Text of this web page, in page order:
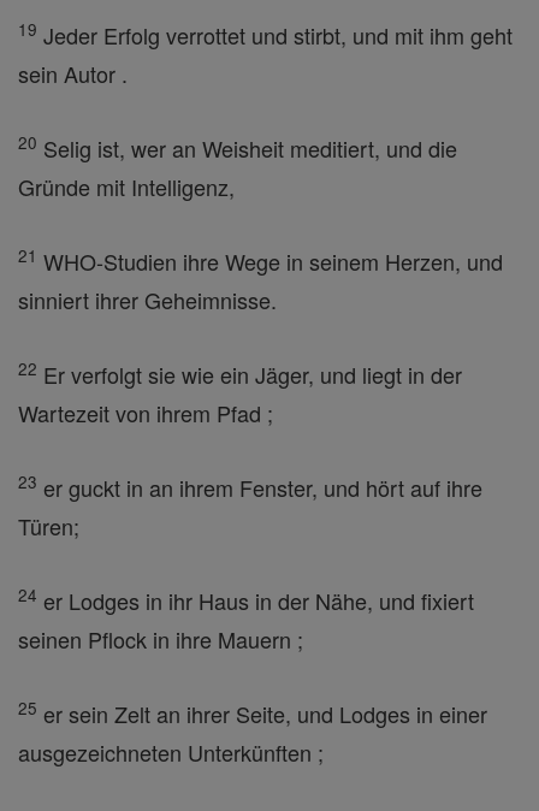
19 Jeder Erfolg verrottet und stirbt, und mit ihm geht
sein Autor .
20 Selig ist, wer an Weisheit meditiert, und die
Gründe mit Intelligenz,
21 WHO-Studien ihre Wege in seinem Herzen, und
sinniert ihrer Geheimnisse.
22 Er verfolgt sie wie ein Jäger, und liegt in der
Wartezeit von ihrem Pfad ;
23 er guckt in an ihrem Fenster, und hört auf ihre
Türen;
24 er Lodges in ihr Haus in der Nähe, und fixiert
seinen Pflock in ihre Mauern ;
25 er sein Zelt an ihrer Seite, und Lodges in einer
ausgezeichneten Unterkünften ;